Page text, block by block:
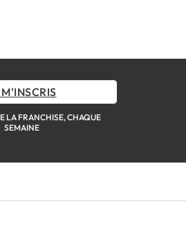
LA FRANCHISE, CHAQUE
SEMAINE